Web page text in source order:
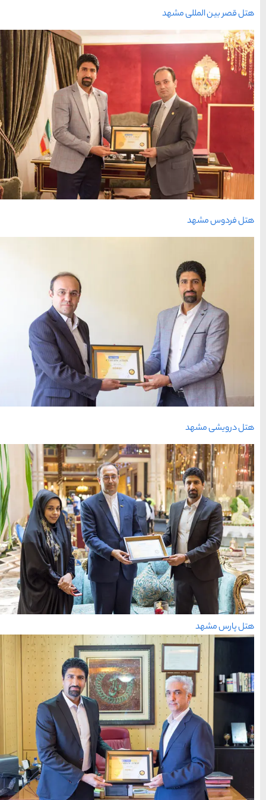
راهنمای سفر(409)
سفرهای پیشنهادی(133)
طبیعت(132)
غذا و خوراک(218)
مناطق خاص و رومانتیک
(65)
هتل ها
(701)
مقالات
سرزمین موج های آبی
مشهد
1404-03-15
شهر چادگان اصفهان
15 غذای کره ای
خوشمزه
1402-02-14
معرفی بکرترین
سواحل دیدنی بوشهر
1402-11-24
خلیج عربی یا خلیج
1402-12-20
قوم کرمانج و کردهای
خراسان
1402-09-22
سرزمین موج های آبی
مشهد